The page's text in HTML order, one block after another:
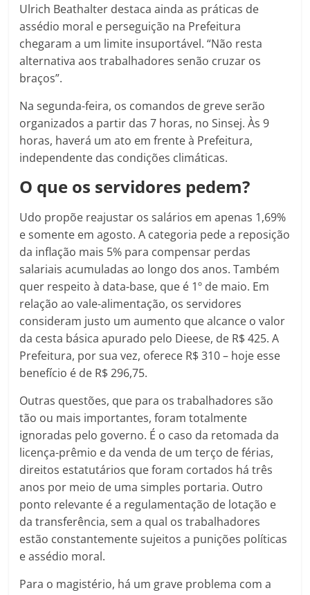
Ulrich Beathalter destaca ainda as práticas de
assédio moral e perseguição na Prefeitura
chegaram a um limite insuportável. “Não resta
alternativa aos trabalhadores senão cruzar os
braços”.
Na segunda-feira, os comandos de greve serão
organizados a partir das 7 horas, no Sinsej. Às 9
horas, haverá um ato em frente à Prefeitura,
independente das condições climáticas.
O que os servidores pedem?
Udo propõe reajustar os salários em apenas 1,69%
e somente em agosto. A categoria pede a reposição
da inflação mais 5% para compensar perdas
salariais acumuladas ao longo dos anos. Também
quer respeito à data-base, que é 1º de maio. Em
relação ao vale-alimentação, os servidores
consideram justo um aumento que alcance o valor
da cesta básica apurado pelo Dieese, de R$ 425. A
Prefeitura, por sua vez, oferece R$ 310 – hoje esse
benefício é de R$ 296,75.
Outras questões, que para os trabalhadores são
tão ou mais importantes, foram totalmente
ignoradas pelo governo. É o caso da retomada da
licença-prêmio e da venda de um terço de férias,
direitos estatutários que foram cortados há três
anos por meio de uma simples portaria. Outro
ponto relevante é a regulamentação de lotação e
da transferência, sem a qual os trabalhadores
estão constantemente sujeitos a punições políticas
e assédio moral.
Para o magistério, há um grave problema com a